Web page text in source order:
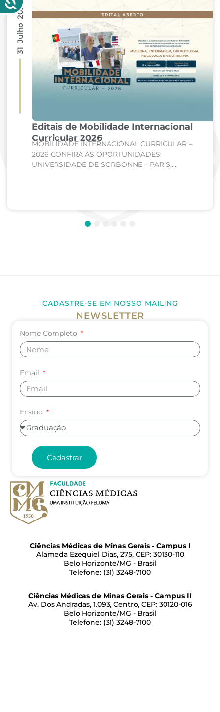
Editais de Mobilidade Internacional
Curricular 2026
MOBILIDADE INTERNACIONAL CURRICULAR –
2026 CONFIRA AS OPORTUNIDADES:
UNIVERSIDADE DE SORBONNE – PARIS,
31 Julho 2026
4
CADASTRE-SE EM NOSSO MAILING
NEWSLETTER
Nome Completo
Email
Ensino
Cadastrar
Ciências Médicas de Minas Gerais - Campus I
Alameda Ezequiel Dias, 275, CEP: 30130-110
Belo Horizonte/MG - Brasil
Telefone: (31) 3248-7100
Ciências Médicas de Minas Gerais - Campus II
Av. Dos Andradas, 1.093, Centro, CEP: 30120-016
Belo Horizonte/MG - Brasil
Telefone: (31) 3248-7100